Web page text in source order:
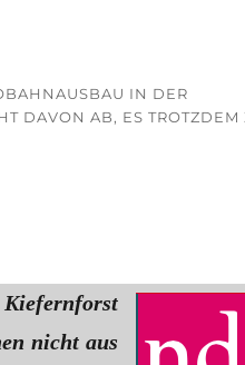
IN DER
DAVON AB, ES TROTZDEM
nicht aus